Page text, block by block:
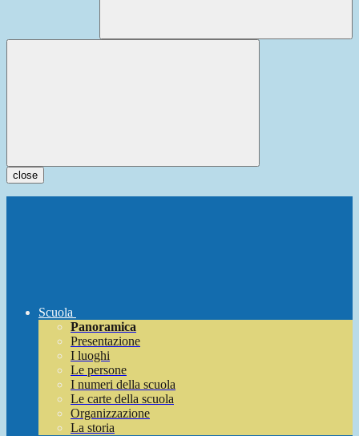
close
Scuola
Panoramica
Presentazione
I luoghi
Le persone
I numeri della scuola
Le carte della scuola
Organizzazione
La storia